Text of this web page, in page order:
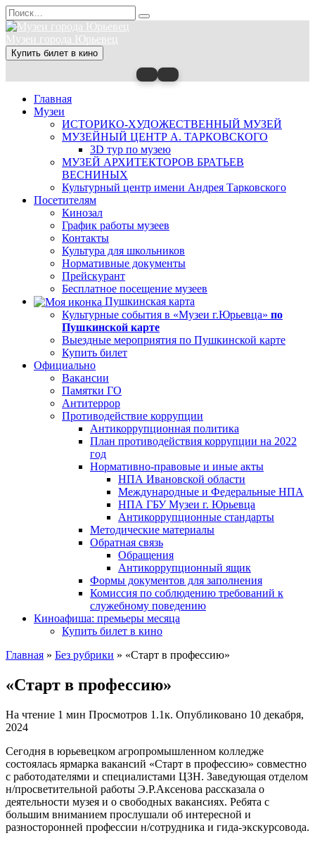
Перейти
к
содержанию
Search
for:
Музеи города Юрьевец
Купить билет в кино
Главная
Музеи
ИСТОРИКО-ХУДОЖЕСТВЕННЫЙ МУЗЕЙ
МУЗЕЙНЫЙ ЦЕНТР А. ТАРКОВСКОГО
3D тур по музею
МУЗЕЙ АРХИТЕКТОРОВ БРАТЬЕВ
ВЕСНИНЫХ
Культурный центр имени Андрея Тарковского
Посетителям
Кинозал
График работы музеев
Контакты
Культура для школьников
Нормативные документы
Прейскурант
Бесплатное посещение музеев
Пушкинская карта
Культурные события в «Музеи г.Юрьевца» по
Пушкинской карте
Выездные мероприятия по Пушкинской карте
Купить билет
Официально
Вакансии
Памятки ГО
Антитеррор
Противодействие коррупции
Антикоррупционная политика
План противодействия коррупции на 2022
год
Нормативно-правовые и иные акты
НПА Ивановской области
Международные и Федеральные НПА
НПА ГБУ Музеи г. Юрьевца
Антикоррупционные стандарты
Методические материалы
Обратная связь
Обращения
Антикоррупционный ящик
Формы документов для заполнения
Комиссия по соблюдению требований к
служебному поведению
Киноафиша: премьеры месяца
Купить билет в кино
Главная » Без рубрики » «Старт в профессию»
«Старт в профессию»
На чтение 1 мин Просмотров 1.1к. Опубликовано 10 декабря,
2024
Сегодня в юрьевецком агропромышленном колледже
состоялась ярмарка вакансий «Старт в профессию» совместно
с работодателями и специалистами ЦЗН. Заведующая отделом
н/просветительной работы Э.Р.Аксенова рассказала о
деятельности музея и о свободных вакансиях. Ребята с
большим вниманием прослушали об интересной и
разносторонней профессии н/сотрудника и гида-экскурсовода.